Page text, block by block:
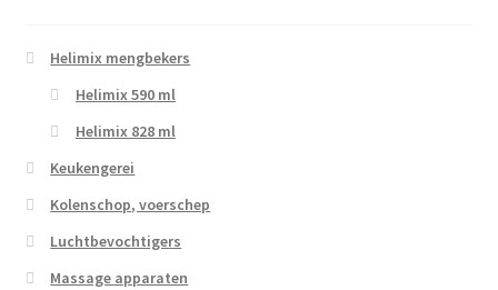
Helimix mengbekers
Helimix 590 ml
Helimix 828 ml
Keukengerei
Kolenschop, voerschep
Luchtbevochtigers
Massage apparaten